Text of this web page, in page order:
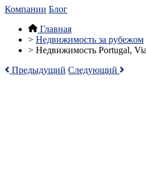
Компании Блог
Главная
> Недвижимость за рубежом
> Недвижимость Portugal,
Предыдущий Следующий